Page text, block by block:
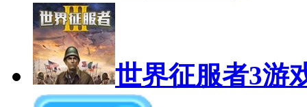
世界征服者3游